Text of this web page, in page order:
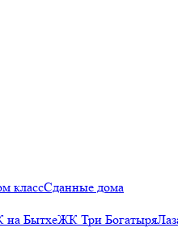
классСданные дома
БытхеЖК Три Богатыря